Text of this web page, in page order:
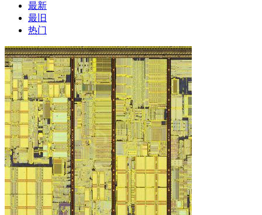
最新
最旧
热门